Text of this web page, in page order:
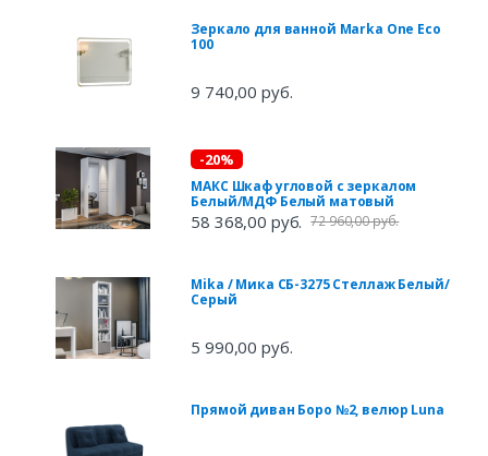
Зеркало для ванной Marka One Eco
100
9 740,00 руб.
-20%
МАКС Шкаф угловой с зеркалом
Белый/МДФ Белый матовый
58 368,00 руб. 72 960,00 руб.
Mika / Мика СБ-3275 Стеллаж Белый/
Серый
5 990,00 руб.
Прямой диван Боро №2, велюр Luna